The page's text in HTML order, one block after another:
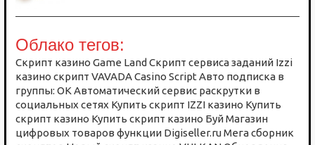
Облако тегов:
Cкрипт казино Game Land Cкрипт сервиса заданий Izzi
казино скрипт VAVADA Casino Script Авто подписка в
группы: ОК Автоматический сервис раскрутки в
социальных сетях Купить скрипт IZZI казино Купить
скрипт казино Купить скрипт казино Буй Магазин
цифровых товаров функции Digiseller.ru Мега сборник